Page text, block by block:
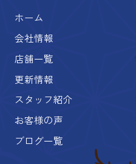
ホーム
会社情報
店舗一覧
更新情報
スタッフ紹介
お客様の声
ブログ一覧